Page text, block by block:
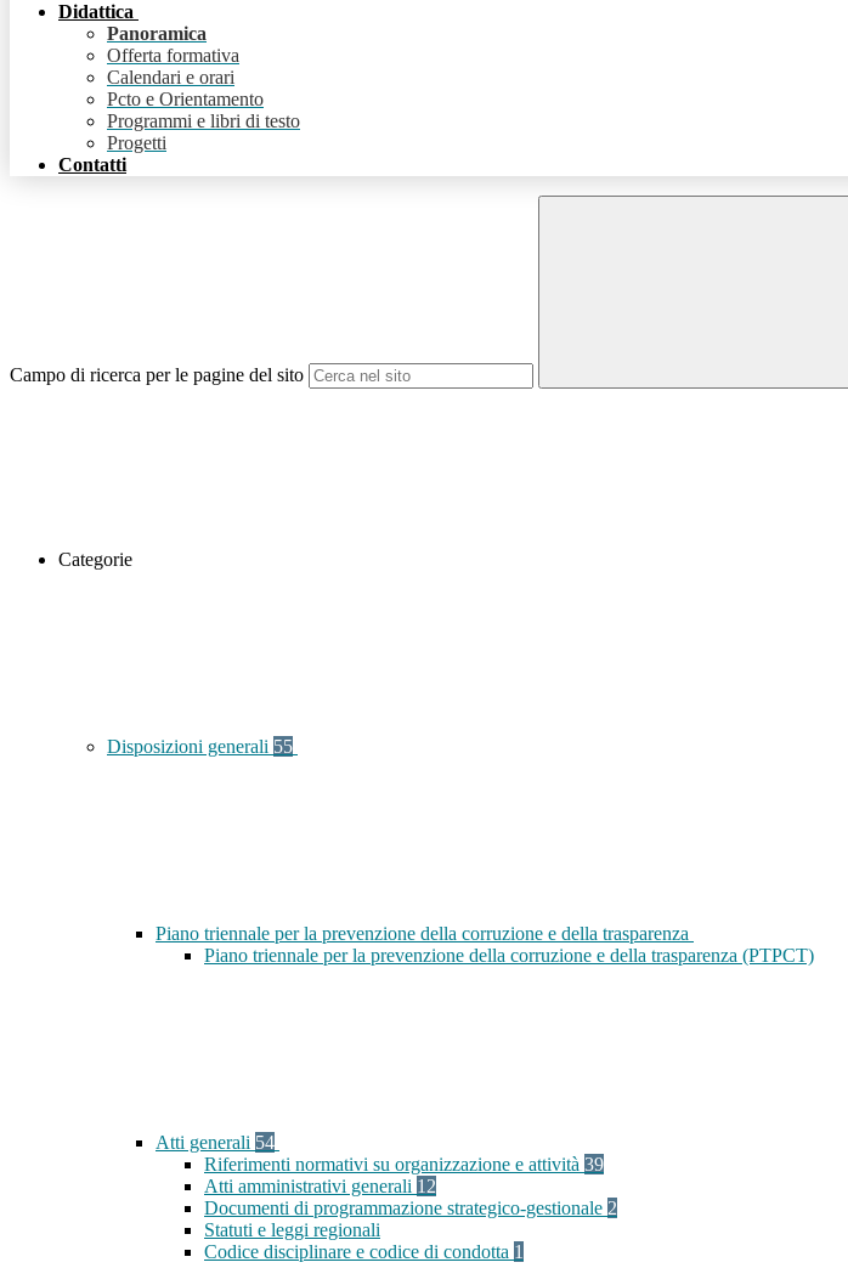
Didattica
Panoramica
Offerta formativa
Calendari e orari
Pcto e Orientamento
Programmi e libri di testo
Progetti
Contatti
Campo di ricerca per le pagine del sito
Categorie
Disposizioni generali 55
Piano triennale per la prevenzione della corruzione e della trasparenza
Piano triennale per la prevenzione della corruzione e della trasparenza (PTPCT)
Atti generali 54
Riferimenti normativi su organizzazione e attività 39
Atti amministrativi generali 12
Documenti di programmazione strategico-gestionale 2
Statuti e leggi regionali
Codice disciplinare e codice di condotta 1